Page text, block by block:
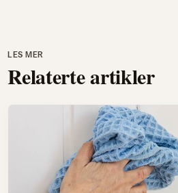
LES MER
Relaterte artikler